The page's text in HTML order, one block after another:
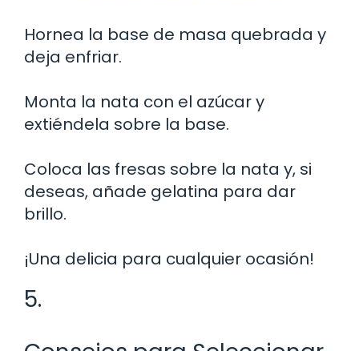
Hornea la base de masa quebrada y
deja enfriar.
Monta la nata con el azúcar y
extiéndela sobre la base.
Coloca las fresas sobre la nata y, si
deseas, añade gelatina para dar
brillo.
¡Una delicia para cualquier ocasión!
5.